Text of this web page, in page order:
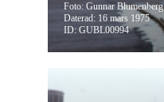
Foto: Gunnar Blumenberg
Daterad: 16 mars 1975
ID: GUBL00994